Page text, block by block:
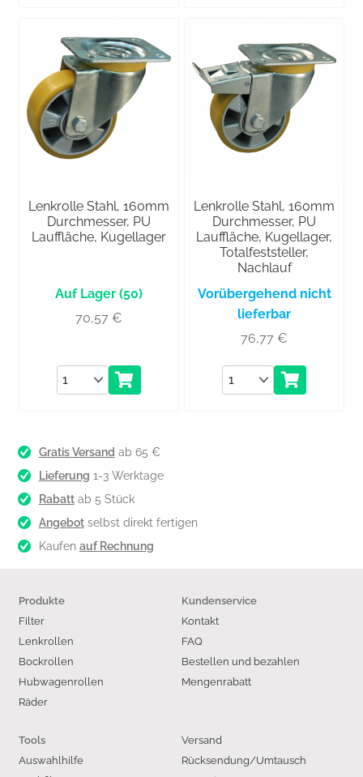
Lenkrolle Stahl, 160mm
Durchmesser, PU
Lauffläche, Kugellager
(50)
70,57 €
Anzahl
Lenkrolle Stahl, 160mm
Durchmesser, PU
Lauffläche, Kugellager,
Totalfeststeller,
Nachlauf
Vorübergehend nicht
lieferbar
76,77€
Anzahl
Gratis Versand ab 65 €
Lieferung 1-3 Werktage
Rabattab 5 Stück
Angebotselbst direkt fertigen
Kaufen auf Rechnung
Produkte
Filter
Lenkrollen
Bockrollen
Hubwagenrollen
Räder
Kundenservice
Kontakt
FAQ
Bestellen und bezahlen
Mengenrabatt
Versand
Rücksendung/Umtausch
Tools
Auswahlhilfe